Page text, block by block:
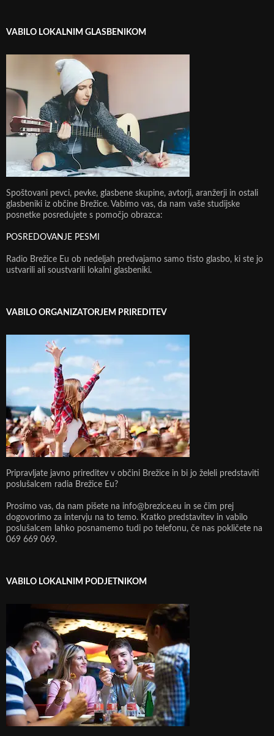
VABILO LOKALNIM GLASBENIKOM
Spoštovani pevci, pevke, glasbene skupine, avtorji, aranžerji in ostali
glasbeniki iz občine Brežice. Vabimo vas, da nam vaše studijske
posnetke posredujete s pomočjo obrazca:
POSREDOVANJE PESMI
Radio Brežice Eu ob nedeljah predvajamo samo tisto glasbo, ki ste jo
ustvarili ali soustvarili lokalni glasbeniki.
VABILO ORGANIZATORJEM PRIREDITEV
Pripravljate javno prireditev v občini Brežice in bi jo želeli predstaviti
poslušalcem radia Brežice Eu?
Prosimo vas, da nam pišete na info@brezice.eu in se čim prej
dogovorimo za intervju na to temo. Kratko predstavitev in vabilo
poslušalcem lahko posnamemo tudi po telefonu, če nas pokličete na
069 669 069.
VABILO LOKALNIM PODJETNIKOM